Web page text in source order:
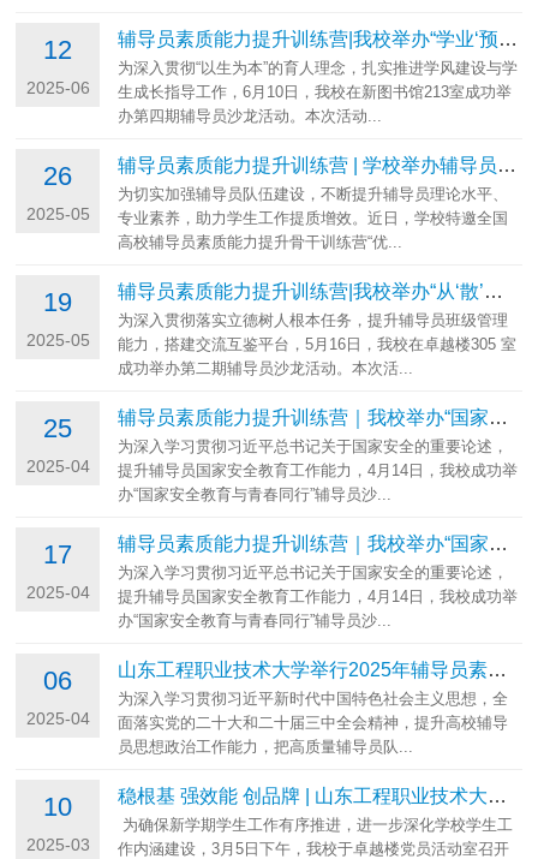
12
2025-06
辅导员素质能力提升训练营|我校举办“学业‘预’先机，‘警’准护成长”...
为深入贯彻“以生为本”的育人理念，扎实推进学风建设与学
生成长指导工作，6月10日，我校在新图书馆213室成功举
办第四期辅导员沙龙活动。本次活动...
26
2025-05
辅导员素质能力提升训练营 | 学校举办辅导员素质能力大赛专题培训讲座
为切实加强辅导员队伍建设，不断提升辅导员理论水平、
专业素养，助力学生工作提质增效。近日，学校特邀全国
高校辅导员素质能力提升骨干训练营“优...
19
2025-05
辅导员素质能力提升训练营|我校举办“从‘散’到‘聚’的班级凝聚力建设...
为深入贯彻落实立德树人根本任务，提升辅导员班级管理
能力，搭建交流互鉴平台，5月16日，我校在卓越楼305 室
成功举办第二期辅导员沙龙活动。本次活...
25
2025-04
辅导员素质能力提升训练营｜我校举办“国家安全教育与青春同行”辅导员...
为深入学习贯彻习近平总书记关于国家安全的重要论述，
提升辅导员国家安全教育工作能力，4月14日，我校成功举
办“国家安全教育与青春同行”辅导员沙...
17
2025-04
辅导员素质能力提升训练营｜我校举办“国家安全教育与青春同行”辅导员...
为深入学习贯彻习近平总书记关于国家安全的重要论述，
提升辅导员国家安全教育工作能力，4月14日，我校成功举
办“国家安全教育与青春同行”辅导员沙...
06
2025-04
山东工程职业技术大学举行2025年辅导员素质能力提升训练营开营仪式
为深入学习贯彻习近平新时代中国特色社会主义思想，全
面落实党的二十大和二十届三中全会精神，提升高校辅导
员思想政治工作能力，把高质量辅导员队...
10
2025-03
稳根基 强效能 创品牌 | 山东工程职业技术大学召开2025年春季学期学生工...
为确保新学期学生工作有序推进，进一步深化学校学生工
作内涵建设，3月5日下午，我校于卓越楼党员活动室召开